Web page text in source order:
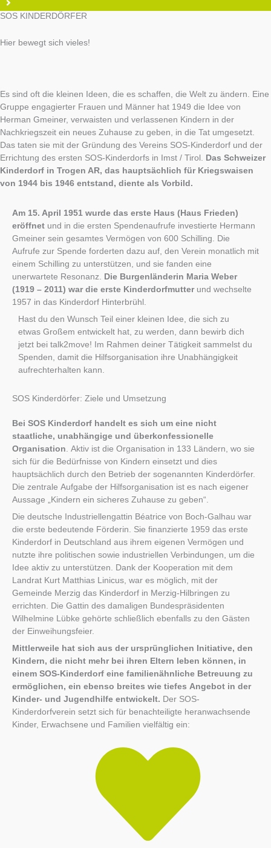
SOS KINDERDÖRFER
Hier bewegt sich vieles!
Es sind oft die kleinen Ideen, die es schaffen, die Welt zu ändern. Eine
Gruppe engagierter Frauen und Männer hat 1949 die Idee von
Herman Gmeiner, verwaisten und verlassenen Kindern in der
Nachkriegszeit ein neues Zuhause zu geben, in die Tat umgesetzt.
Das taten sie mit der Gründung des Vereins SOS-Kinderdorf und der
Errichtung des ersten SOS-Kinderdorfs in Imst / Tirol. Das Schweizer
Kinderdorf in Trogen AR, das hauptsächlich für Kriegswaisen
von 1944 bis 1946 entstand, diente als Vorbild.
Am 15. April 1951 wurde das erste Haus (Haus Frieden)
eröffnet und in die ersten Spendenaufrufe investierte Hermann
Gmeiner sein gesamtes Vermögen von 600 Schilling. Die
Aufrufe zur Spende forderten dazu auf, den Verein monatlich mit
einem Schilling zu unterstützen, und sie fanden eine
unerwartete Resonanz.
Die Burgenländerin Maria Weber
(1919 – 2011) war die erste Kinderdorfmutterund wechselte
1957 in das Kinderdorf Hinterbrühl.
Hast du den Wunsch Teil einer kleinen Idee, die sich zu
etwas Großem entwickelt hat, zu werden, dann bewirb dich
jetzt bei talk2move! Im Rahmen deiner Tätigkeit sammelst du
Spenden, damit die Hilfsorganisation ihre Unabhängigkeit
aufrechterhalten kann.
SOS Kinderdörfer: Ziele und Umsetzung
Bei SOS Kinderdorf handelt es sich um eine nicht
staatliche, unabhängige und überkonfessionelle
Organisation. Aktiv ist die Organisation in 133 Ländern, wo sie
sich für die Bedürfnisse von Kindern einsetzt und dies
hauptsächlich durch den Betrieb der sogenannten Kinderdörfer.
Die zentrale Aufgabe der Hilfsorganisation ist es nach eigener
Aussage „Kindern ein sicheres Zuhause zu geben“.
Die deutsche Industriellengattin Béatrice von Boch-Galhau war
die erste bedeutende Förderin. Sie finanzierte 1959 das erste
Kinderdorf in Deutschland aus ihrem eigenen Vermögen und
nutzte ihre politischen sowie industriellen Verbindungen, um die
Idee aktiv zu unterstützen. Dank der Kooperation mit dem
Landrat Kurt Matthias Linicus, war es möglich, mit der
Gemeinde Merzig das Kinderdorf in Merzig-Hilbringen zu
errichten. Die Gattin des damaligen Bundespräsidenten
Wilhelmine Lübke gehörte schließlich ebenfalls zu den Gästen
der Einweihungsfeier.
Mittlerweile hat sich aus der ursprünglichen Initiative, den
Kindern, die nicht mehr bei ihren Eltern leben können, in
einem SOS-Kinderdorf eine familienähnliche Betreuung zu
ermöglichen, ein ebenso breites wie tiefes Angebot in der
Kinder- und Jugendhilfe entwickelt. Der SOS-
Kinderdorfverein setzt sich für benachteiligte heranwachsende
Kinder, Erwachsene und Familien vielfältig ein: